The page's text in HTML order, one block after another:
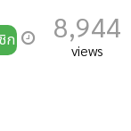
ก 8,944
views